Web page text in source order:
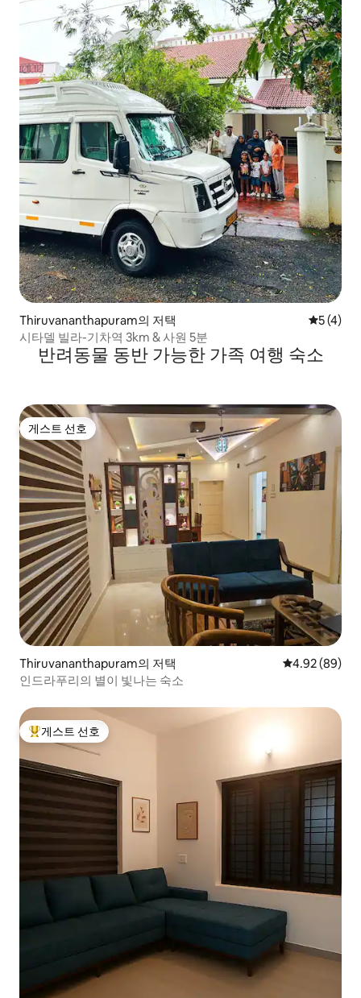
Thiruvananthapuram의 저택 평점 5점
5 (4)
시타델 빌라-기차역 3km & 사원 5분
반려동물 동반 가능한 가족 여행 숙소
게스트 선호
게스트 선호
Thiruvananthapuram의 저택 평점 4.92점(5
4.92 (89)
인드라푸리의 별이 빛나는 숙소
상위 게스트 선호
게스트 선호